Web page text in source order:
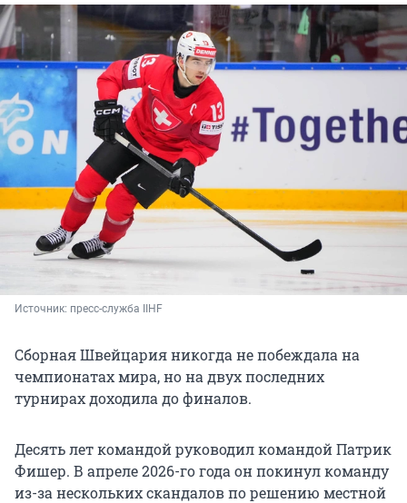
Источник: пресс-служба IIHF
Сборная Швейцария никогда не побеждала на
чемпионатах мира, но на двух последних
турнирах доходила до финалов.
Десять лет командой руководил командой Патрик
Фишер. В апреле 2026-го года он покинул команду
из-за нескольких скандалов по решению местной